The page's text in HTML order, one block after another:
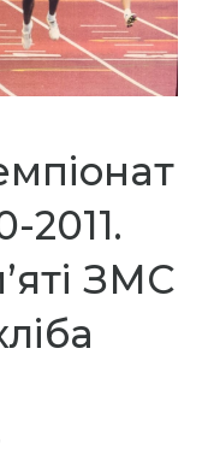
2011.
ЗМС